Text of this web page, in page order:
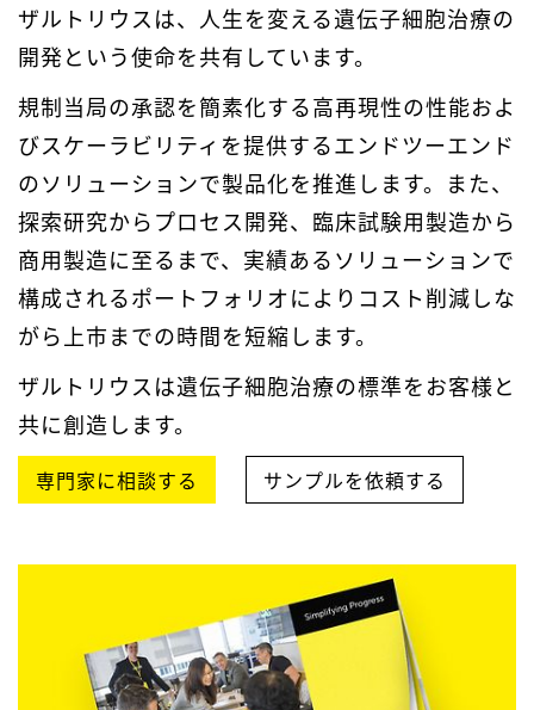
​​​ザルトリウスは、人生を変える遺伝子細胞治療の
開発という使命を共有しています。
規制当局の承認を簡素化する高再現性の性能およ
びスケーラビリティを提供するエンドツーエンド
のソリューションで製品化を推進します。また、
探索研究からプロセス開発、臨床試験用製造から
商用製造に至るまで、実績あるソリューションで
構成されるポートフォリオによりコスト削減しな
がら上市までの時間を短縮します。
ザルトリウスは遺伝子細胞治療の標準をお客様と
共に創造します。
専門家に相談する サンプルを依頼する